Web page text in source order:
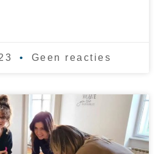
Geen reacties